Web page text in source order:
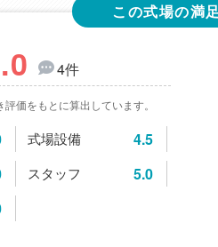
この式場の満
4件
価をもとに算出しています。
式場設備 4.5
スタッフ 5.0